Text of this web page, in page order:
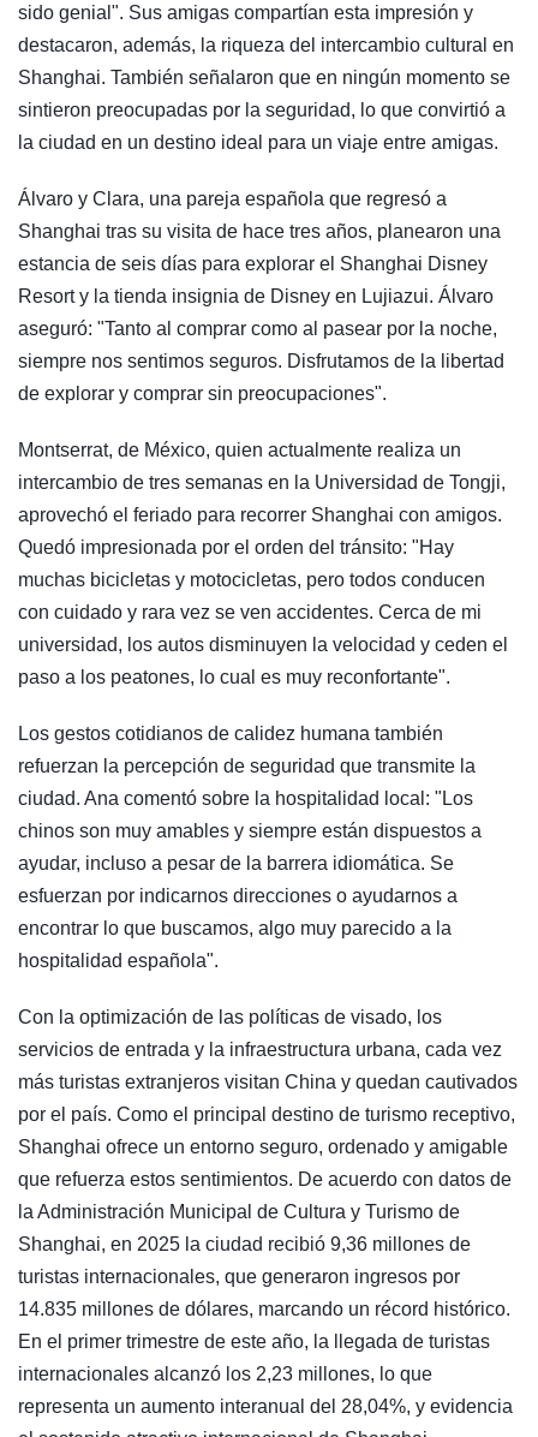
sido genial". Sus amigas compartían esta impresión y
destacaron, además, la riqueza del intercambio cultural en
Shanghai. También señalaron que en ningún momento se
sintieron preocupadas por la seguridad, lo que convirtió a
la ciudad en un destino ideal para un viaje entre amigas.
Álvaro y Clara, una pareja española que regresó a
Shanghai tras su visita de hace tres años, planearon una
estancia de seis días para explorar el Shanghai Disney
Resort y la tienda insignia de Disney en Lujiazui. Álvaro
aseguró: "Tanto al comprar como al pasear por la noche,
siempre nos sentimos seguros. Disfrutamos de la libertad
de explorar y comprar sin preocupaciones".
Montserrat, de México, quien actualmente realiza un
intercambio de tres semanas en la Universidad de Tongji,
aprovechó el feriado para recorrer Shanghai con amigos.
Quedó impresionada por el orden del tránsito: "Hay
muchas bicicletas y motocicletas, pero todos conducen
con cuidado y rara vez se ven accidentes. Cerca de mi
universidad, los autos disminuyen la velocidad y ceden el
paso a los peatones, lo cual es muy reconfortante".
Los gestos cotidianos de calidez humana también
refuerzan la percepción de seguridad que transmite la
ciudad. Ana comentó sobre la hospitalidad local: "Los
chinos son muy amables y siempre están dispuestos a
ayudar, incluso a pesar de la barrera idiomática. Se
esfuerzan por indicarnos direcciones o ayudarnos a
encontrar lo que buscamos, algo muy parecido a la
hospitalidad española".
Con la optimización de las políticas de visado, los
servicios de entrada y la infraestructura urbana, cada vez
más turistas extranjeros visitan China y quedan cautivados
por el país. Como el principal destino de turismo receptivo,
Shanghai ofrece un entorno seguro, ordenado y amigable
que refuerza estos sentimientos. De acuerdo con datos de
la Administración Municipal de Cultura y Turismo de
Shanghai, en 2025 la ciudad recibió 9,36 millones de
turistas internacionales, que generaron ingresos por
14.835 millones de dólares, marcando un récord histórico.
En el primer trimestre de este año, la llegada de turistas
internacionales alcanzó los 2,23 millones, lo que
representa un aumento interanual del 28,04%, y evidencia